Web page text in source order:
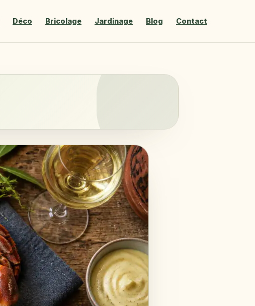
Déco Bricolage Jardinage Blog Contact